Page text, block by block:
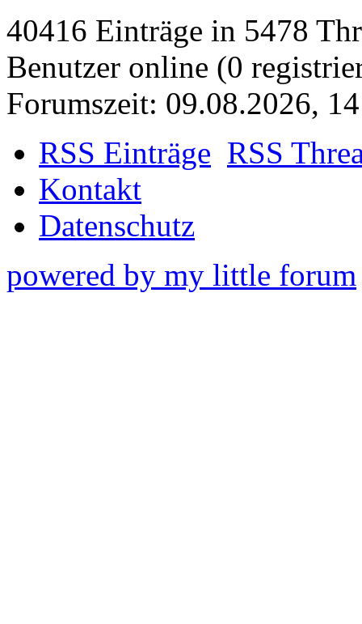
40416 Einträge in 5478
Benutzer online (0
Forumszeit: 09.08.2026,
RSS Einträge RSS
Kontakt
Datenschutz
powered by my little forum